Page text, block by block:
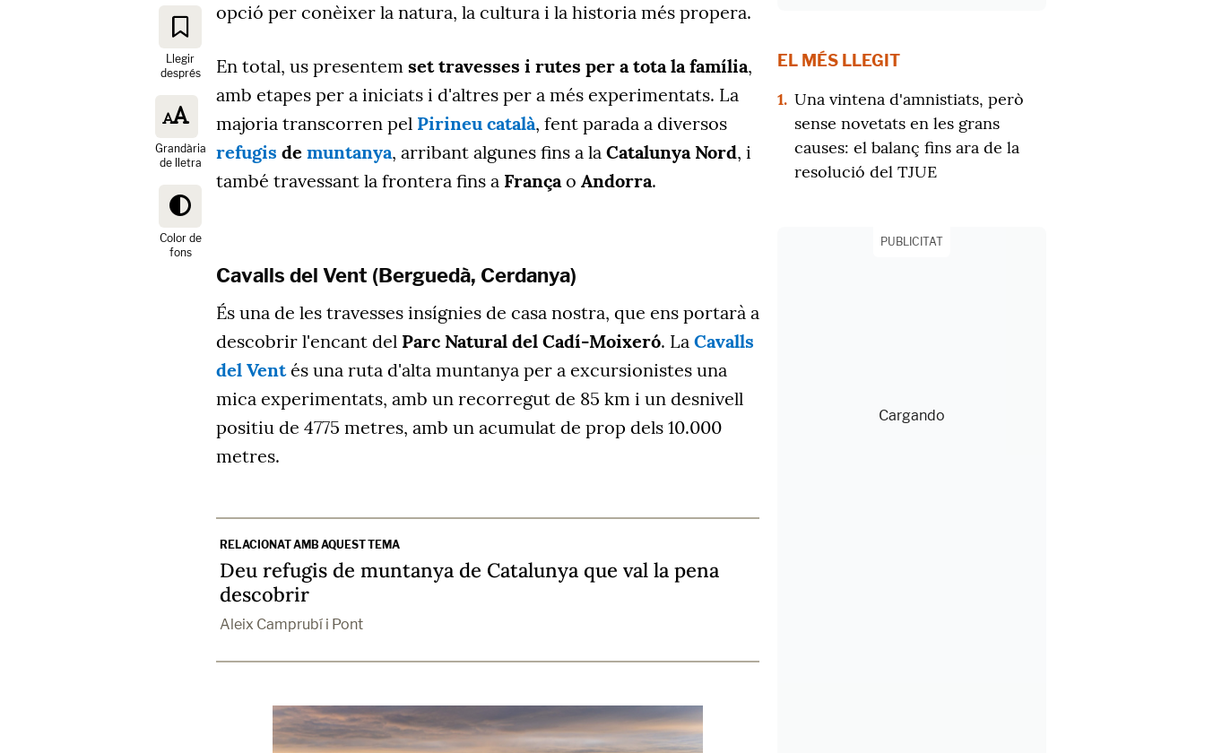
Llegir
després
Grandària
de lletra
Color de
fons
opció per conèixer la natura, la cultura i la historia més propera.
En total, us presentem set travesses i rutes per a tota la família,
amb etapes per a iniciats i d'altres per a més experimentats. La
majoria transcorren pel Pirineu català, fent parada a diversos
refugis de muntanya, arribant algunes fins a la Catalunya Nord, i
també travessant la frontera fins a Françao Andorra.
Cavalls del Vent (Berguedà, Cerdanya)
És una de les travesses insígnies de casa nostra, que ens portarà a
descobrir l'encant del Parc Natural del Cadí-Moixeró. La Cavalls
del Ventés una ruta d'alta muntanya per a excursionistes una
mica experimentats, amb un recorregut de 85 km i un desnivell
positiu de 4775 metres, amb un acumulat de prop dels 10.000
metres.
RELACIONAT AMB AQUEST TEMA
Deu refugis de muntanya de Catalunya que val la pena
descobrir
Aleix Camprubí i Pont
EL MÉS LLEGIT
1. Una vintena d'amnistiats, però
sense novetats en les grans
causes: el balanç fins ara de la
resolució del TJUE
PUBLICITAT